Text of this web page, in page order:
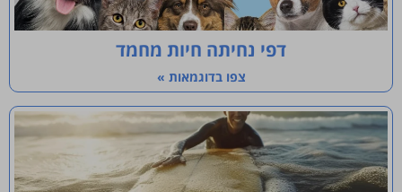
דפי נחיתה חיות מחמד
צפו בדוגמאות »